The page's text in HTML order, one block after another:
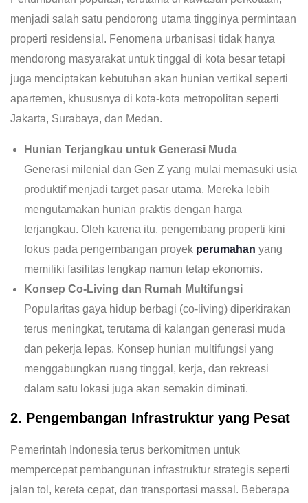
menjadi salah satu pendorong utama tingginya permintaan
properti residensial. Fenomena urbanisasi tidak hanya
mendorong masyarakat untuk tinggal di kota besar tetapi
juga menciptakan kebutuhan akan hunian vertikal seperti
apartemen, khususnya di kota-kota metropolitan seperti
Jakarta, Surabaya, dan Medan.
Hunian Terjangkau untuk Generasi Muda
Generasi milenial dan Gen Z yang mulai memasuki usia
produktif menjadi target pasar utama. Mereka lebih
mengutamakan hunian praktis dengan harga
terjangkau. Oleh karena itu, pengembang properti kini
fokus pada pengembangan proyek perumahan yang
memiliki fasilitas lengkap namun tetap ekonomis.
Konsep Co-Living dan Rumah Multifungsi
Popularitas gaya hidup berbagi (co-living) diperkirakan
terus meningkat, terutama di kalangan generasi muda
dan pekerja lepas. Konsep hunian multifungsi yang
menggabungkan ruang tinggal, kerja, dan rekreasi
dalam satu lokasi juga akan semakin diminati.
2. Pengembangan Infrastruktur yang Pesat
Pemerintah Indonesia terus berkomitmen untuk
mempercepat pembangunan infrastruktur strategis seperti
jalan tol, kereta cepat, dan transportasi massal. Beberapa